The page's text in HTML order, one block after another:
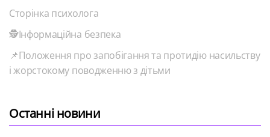
Сторінка психолога
🕵️Інформаційна безпека
📌Положення про запобігання та протидію насильству
і жорстокому поводженню з дітьми
Останні новини